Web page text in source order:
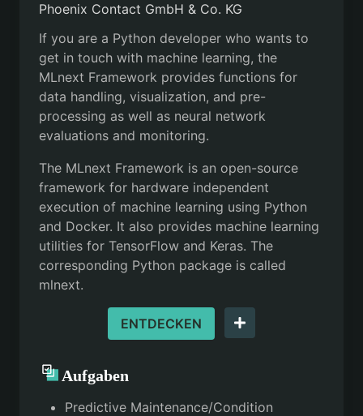
Phoenix Contact GmbH & Co. KG
If you are a Python developer who wants to
get in touch with machine learning, the
MLnext Framework provides functions for
data handling, visualization, and pre-
processing as well as neural network
evaluations and monitoring.
The MLnext Framework is an open-source
framework for hardware independent
execution of machine learning using Python
and Docker. It also provides machine learning
utilities for TensorFlow and Keras. The
corresponding Python package is called
mlnext.
ENTDECKEN
Aufgaben
Predictive Maintenance/Condition